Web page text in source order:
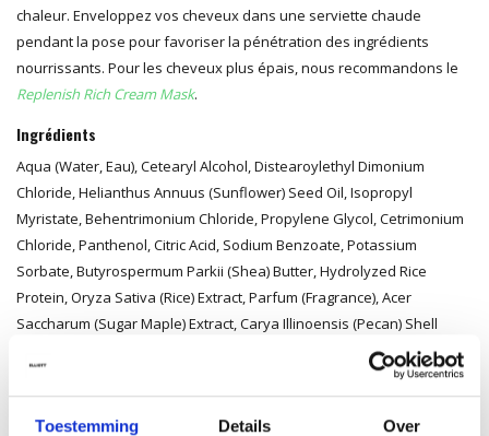
Toestemming Details Over
chaleur. Enveloppez vos cheveux dans une serviette chaude
pendant la pose pour favoriser la pénétration des ingrédients
nourrissants. Pour les cheveux plus épais, nous recommandons le
Replenish Rich Cream Mask.
Ingrédients
Aqua (Water, Eau), Cetearyl Alcohol, Distearoylethyl Dimonium
Chloride, Helianthus Annuus (Sunflower) Seed Oil, Isopropyl
Myristate, Behentrimonium Chloride, Propylene Glycol, Cetrimonium
Chloride, Panthenol, Citric Acid, Sodium Benzoate, Potassium
Sorbate, Butyrospermum Parkii (Shea) Butter, Hydrolyzed Rice
Protein, Oryza Sativa (Rice) Extract, Parfum (Fragrance), Acer
Saccharum (Sugar Maple) Extract, Carya Illinoensis (Pecan) Shell
*Les ingrédients et l’emballage peuvent être modifiés. Veuillez
toujours consulter l’étiquette du produit pour les informations les plus